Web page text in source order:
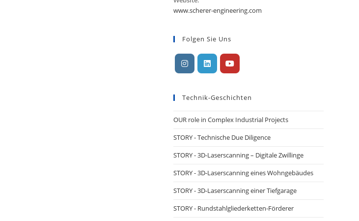
www.scherer-engineering.com
Folgen Sie Uns
einer
neuen
neuen
neuen
Technik-Geschichten
OUR role in Complex Industrial Projects
STORY - Technische Due Diligence
STORY - 3D-Laserscanning – Digitale Zwillinge
STORY - 3D-Laserscanning eines Wohngebäudes
STORY - 3D-Laserscanning einer Tiefgarage
STORY - Rundstahlgliederketten-Förderer